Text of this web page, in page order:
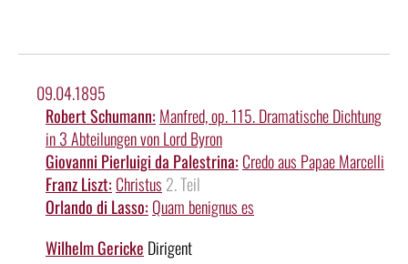
09.04.1895
Robert Schumann: Manfred, op. 115. Dramatische Dichtung
in 3 Abteilungen von Lord Byron
Giovanni Pierluigi da Palestrina: Credo aus Papae Marcelli
Franz Liszt: Christus 2. Teil
Orlando di Lasso: Quam benignus es
Wilhelm Gericke Dirigent